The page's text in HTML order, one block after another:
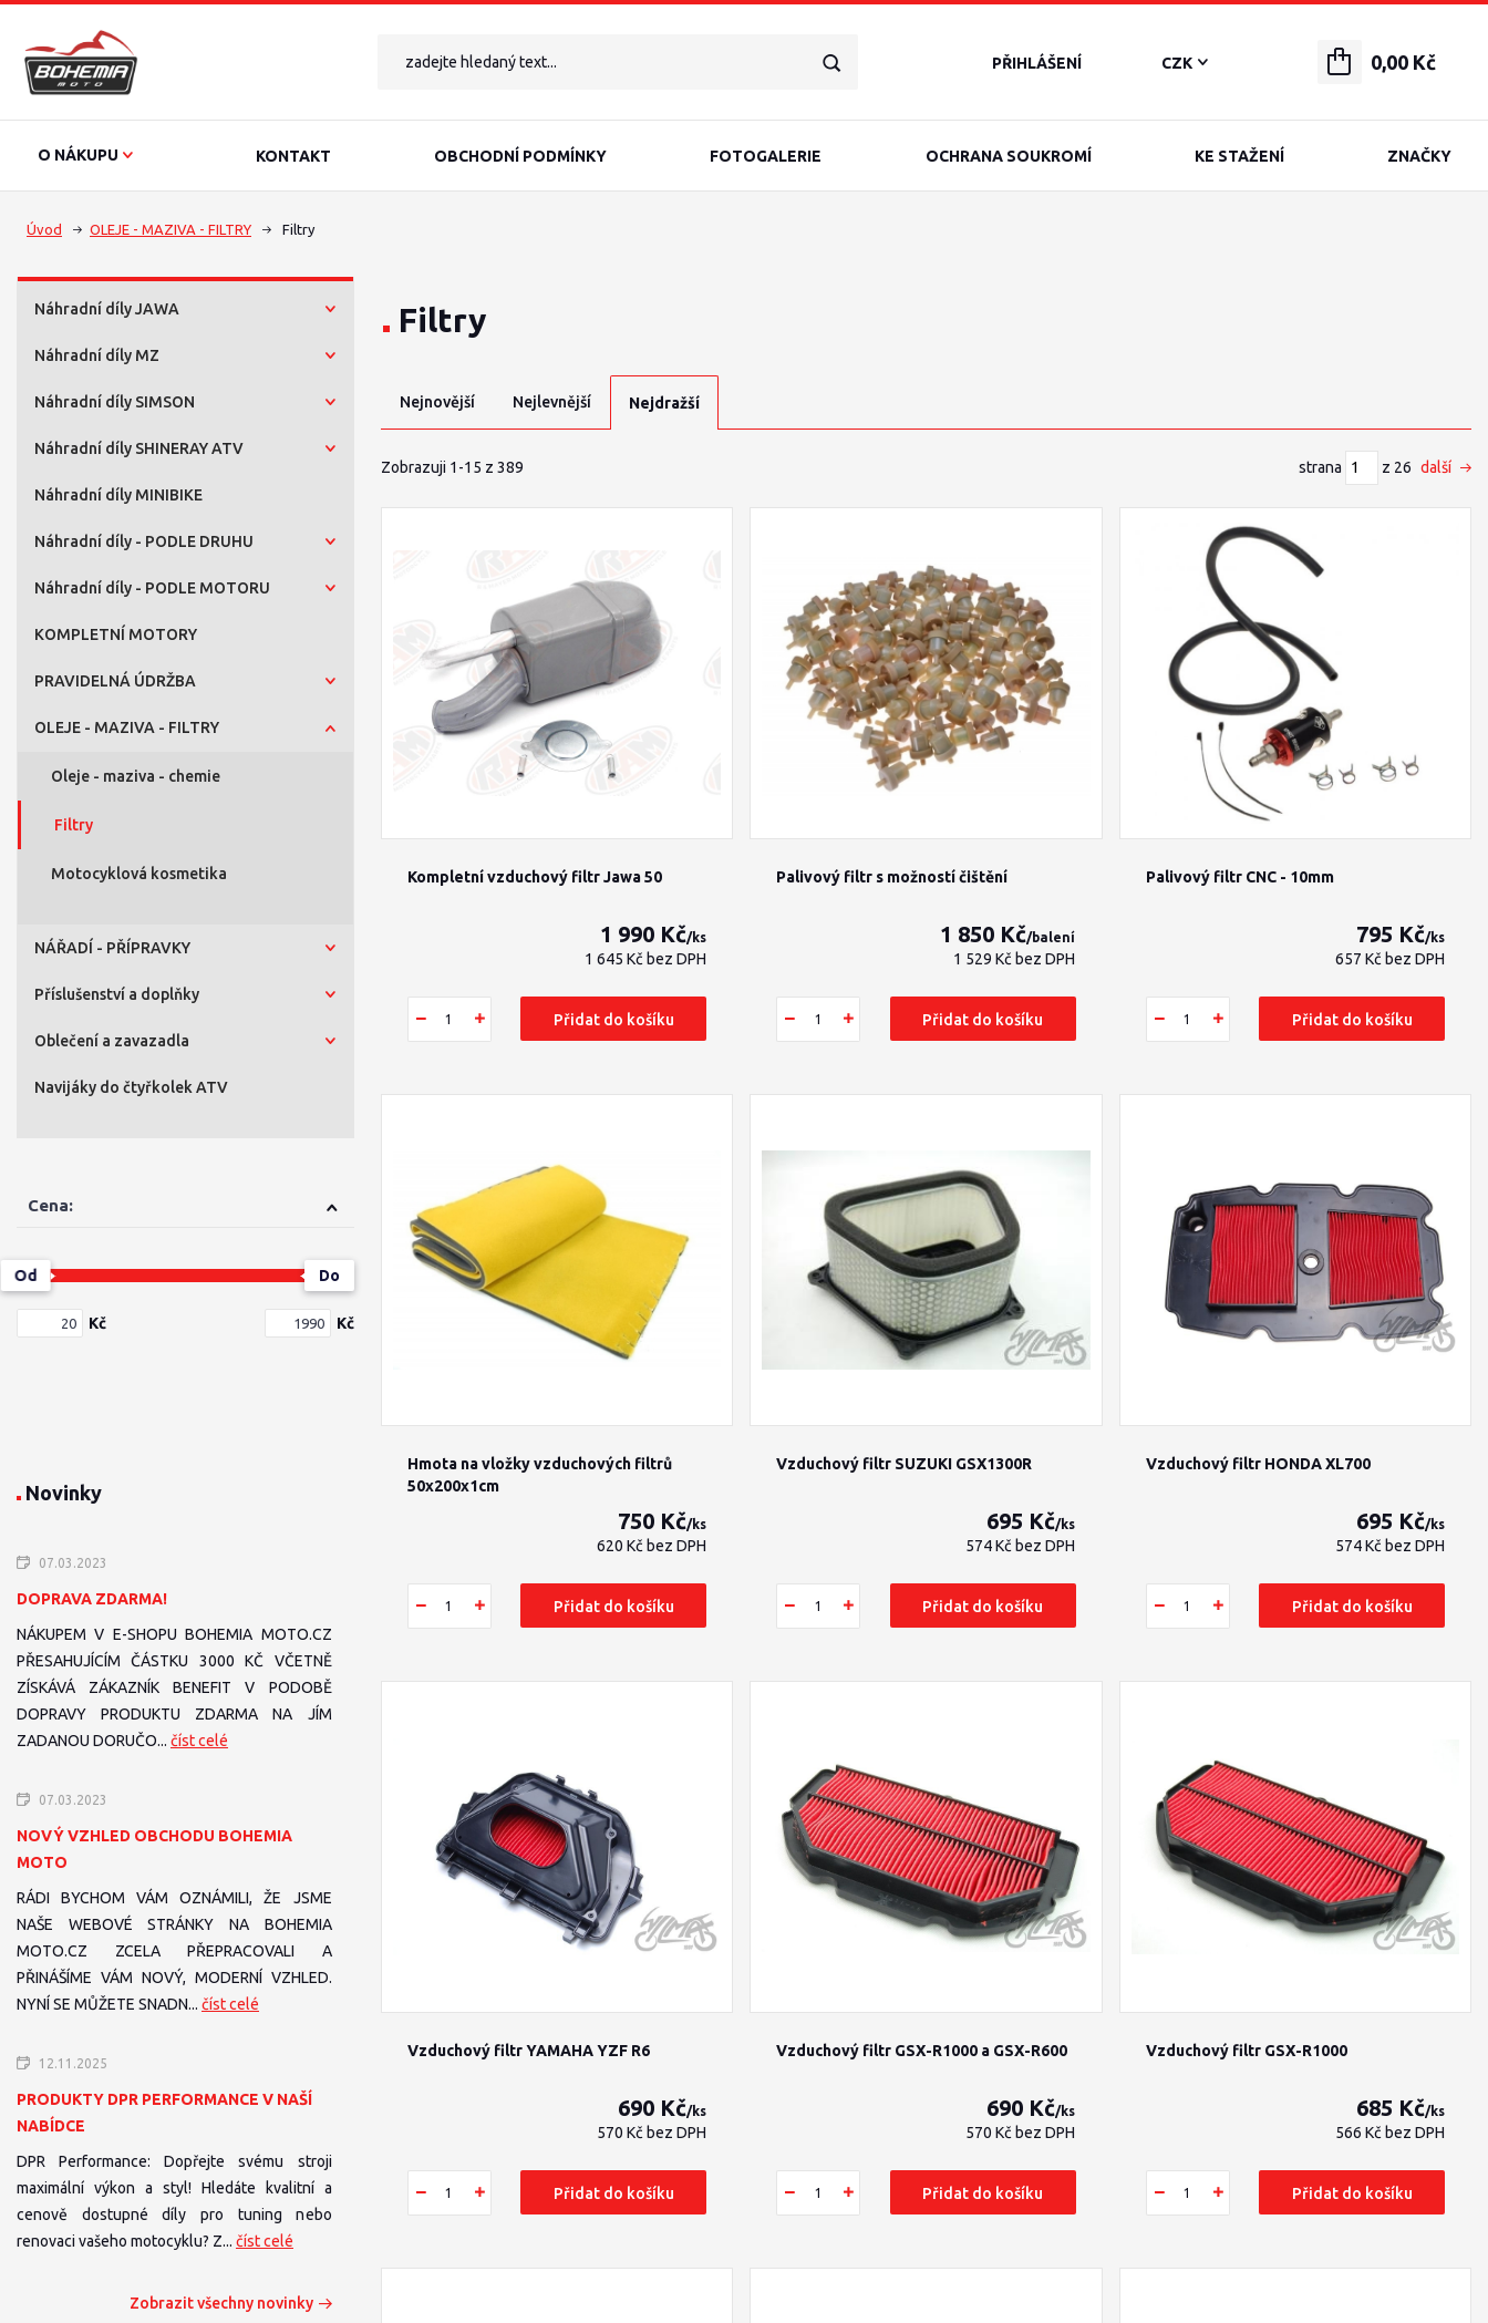
O NÁKUPU KONTAKT OBCHODNÍ PODMÍNKY FOTOGALERIE OCHRANA SOUKROMÍ KE STAŽENÍ ZNAČKY
CZK
PŘIHLÁŠENÍ 0,00 Kč
Úvod OLEJE - MAZIVA - FILTRY Filtry
Náhradní díly JAWA
Náhradní díly MZ
Náhradní díly SIMSON
Náhradní díly SHINERAY ATV
Náhradní díly MINIBIKE
Náhradní díly - PODLE DRUHU
Náhradní díly - PODLE MOTORU
KOMPLETNÍ MOTORY
PRAVIDELNÁ ÚDRŽBA
OLEJE - MAZIVA - FILTRY
Oleje - maziva - chemie
Filtry
Motocyklová kosmetika
NÁŘADÍ - PŘÍPRAVKY
Příslušenství a doplňky
Oblečení a zavazadla
Navijáky do čtyřkolek ATV
Cena:
Kč
Od Do
Kč
Novinky
07.03.2023
DOPRAVA ZDARMA!
NÁKUPEM V E-SHOPU BOHEMIA MOTO.CZ
PŘESAHUJÍCÍM ČÁSTKU 3000 KČ VČETNĚ
ZÍSKÁVÁ ZÁKAZNÍK BENEFIT V PODOBĚ
DOPRAVY PRODUKTU ZDARMA NA JÍM
ZADANOU DORUČO... číst celé
07.03.2023
NOVÝ VZHLED OBCHODU BOHEMIA
MOTO
RÁDI BYCHOM VÁM OZNÁMILI, ŽE JSME
NAŠE WEBOVÉ STRÁNKY NA BOHEMIA
MOTO.CZ ZCELA PŘEPRACOVALI A
PŘINÁŠÍME VÁM NOVÝ, MODERNÍ VZHLED.
NYNÍ SE MŮŽETE SNADN... číst celé
12.11.2025
PRODUKTY DPR PERFORMANCE V NAŠÍ
NABÍDCE
DPR Performance: Dopřejte svému stroji
maximální výkon a styl! Hledáte kvalitní a
cenově dostupné díly pro tuning nebo
renovaci vašeho motocyklu? Z... číst celé
Zobrazit všechny novinky
Filtry
Nejnovější Nejlevnější Nejdražší
Zobrazuji 1-15 z 389 strana z 26 další
Kompletní vzduchový filtr Jawa 50
1 990 Kč/ks
1 645 Kč bez DPH
Přidat do košíku
Palivový filtr s možností čištění
1 850 Kč/balení
1 529 Kč bez DPH
Přidat do košíku
Palivový filtr CNC - 10mm
795 Kč/ks
657 Kč bez DPH
Přidat do košíku
Hmota na vložky vzduchových filtrů
50x200x1cm
750 Kč/ks
620 Kč bez DPH
Přidat do košíku
Vzduchový filtr SUZUKI GSX1300R
695 Kč/ks
574 Kč bez DPH
Přidat do košíku
Vzduchový filtr HONDA XL700
695 Kč/ks
574 Kč bez DPH
Přidat do košíku
Vzduchový filtr YAMAHA YZF R6
690 Kč/ks
570 Kč bez DPH
Přidat do košíku
Vzduchový filtr GSX-R1000 a GSX-R600
690 Kč/ks
570 Kč bez DPH
Přidat do košíku
Vzduchový filtr GSX-R1000
685 Kč/ks
566 Kč bez DPH
Přidat do košíku